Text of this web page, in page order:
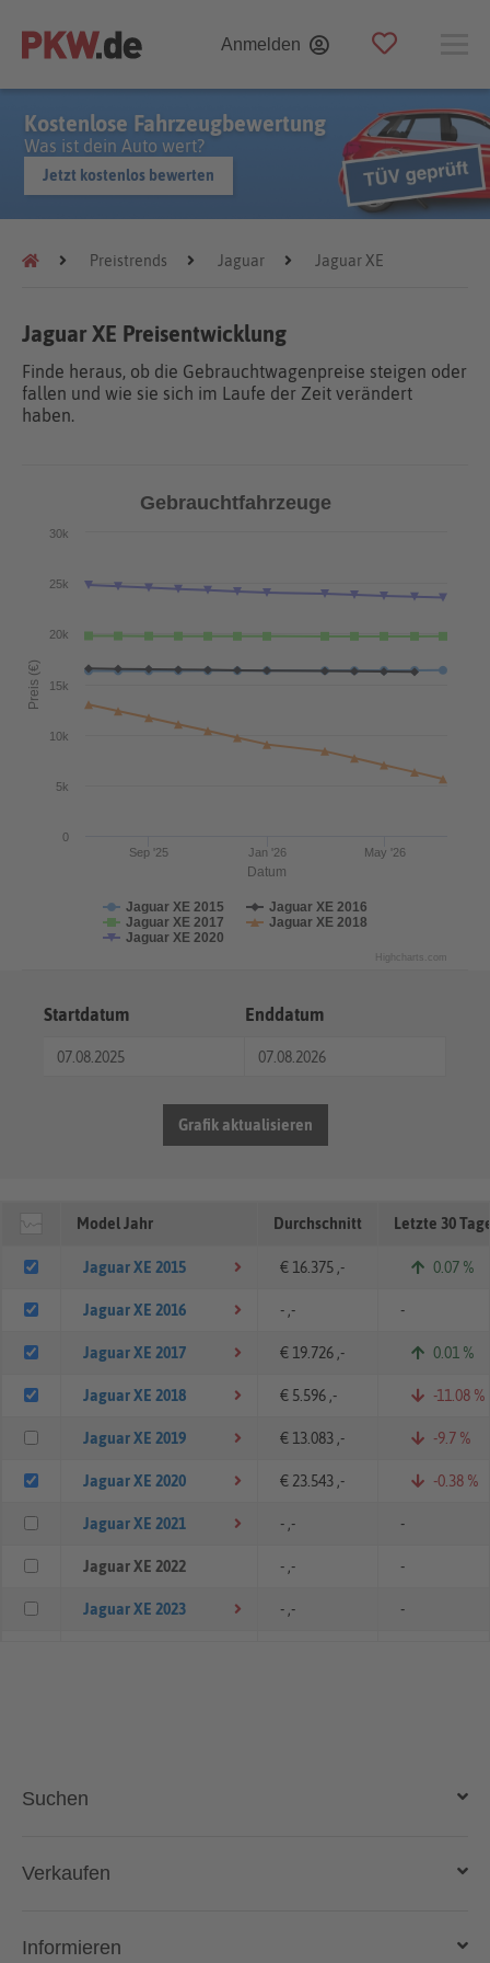
Anmelden
Kostenlose Fahrzeugbewertung
Was ist dein Auto wert?
Jetzt kostenlos bewerten
Preistrends Jaguar Jaguar XE
Jaguar XE Preisentwicklung
Finde heraus, ob die Gebrauchtwagenpreise steigen oder
fallen und wie sie sich im Laufe der Zeit verändert
haben.
Datum
Preis (€)
Gebrauchtfahrzeuge
Jaguar XE 2015
Jaguar XE 2016
Jaguar XE 2017
Jaguar XE 2018
Jaguar XE 2020
Jan '26
Sep '25 May '26
20k
0
5k
10k
15k
25k
30k
Highcharts.com
Startdatum Enddatum
Grafik aktualisieren
Model Jahr Durchschnitt Letzte 30
Jaguar XE 2015 € 16.375 ,- 0.07 %
Jaguar XE 2016 - ,- -
Jaguar XE 2017 € 19.726 ,- 0.01 %
Jaguar XE 2018 € 5.596 ,- -11.08 %
Jaguar XE 2019 € 13.083 ,- -9.7 %
Jaguar XE 2020 € 23.543 ,- -0.38 %
Jaguar XE 2021 - ,- -
Jaguar XE 2022 - ,- -
Jaguar XE 2023 - ,- -
Suchen
Auto kaufen
Verkaufen
Auto verkaufen
Informieren